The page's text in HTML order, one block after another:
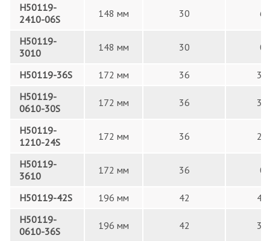
H50119-
2410-06S
148 мм 30 6
H50119-
3010
148 мм 30 0
H50119-36S 172 мм 36
36
H50119-
0610-30S
172 мм 36 30
H50119-
1210-24S
172 мм 36 24
H50119-
3610
172 мм 36 0
H50119-42S 196 мм 42
42
H50119-
0610-36S
196 мм 42 36